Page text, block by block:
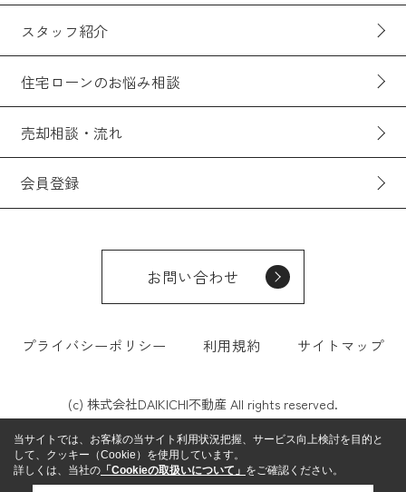
スタッフ紹介
住宅ローンのお悩み相談
売却相談・流れ
会員登録
お問い合わせ
プライバシーポリシー 利用規約 サイトマップ
(c) 株式会社DAIKICHI不動産 All rights reserved.
当サイトでは、お客様の当サイト利用状況把握、サービス向上検討を目的と
して、クッキー（Cookie）を使用しています。
詳しくは、当社の 「Cookieの取扱いについて」 をご確認ください。